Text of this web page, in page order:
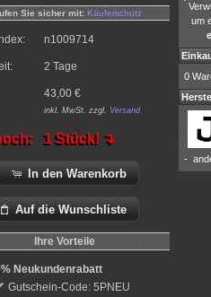
Sie sicher mit: Käuferschutz
n1009714
2 Tage
43,00 €
inkl. MwSt. zzgl. Versand
1 Stück! ↴
In den Warenkorb
Auf die Wunschliste
Ihre Vorteile
Neukundenrabatt
Gutschein-Code: 5PNEU
um
0
-